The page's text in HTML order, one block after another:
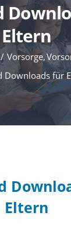
Eltern
Vorsorge
Downloads für
Eltern